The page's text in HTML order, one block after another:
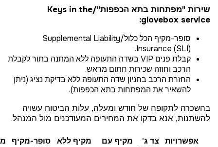
שירות "מפתחות בתא הכפפות"/Keys in the
glovebox service:
סופר-מקיף הכל כלול/Supplemental Liability
Insurance (SLI).
קבלת פנים VIP בשדה התעופה ללא המתנה בתור לקבלת
הרכב וחוזה שכירות חתום מראש.
החזרת הרכב בחניון שדה התעופה ללא בדיקת נציג (ניתן
להשאיר את המפתחות בתא הכפפות).
בהשכרה לתקופה של חודש ומעלה, עלות הביטוח עשויה
להשתנות, אנא בדקו את המחירים המעודכנים מול המנהל.
אפשרויות
צד ג'
מקיף עם
מקיף ללא
סופר-מקיף